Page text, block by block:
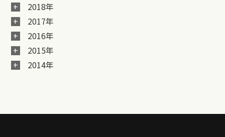
2018年
2017年
2016年
2015年
2014年